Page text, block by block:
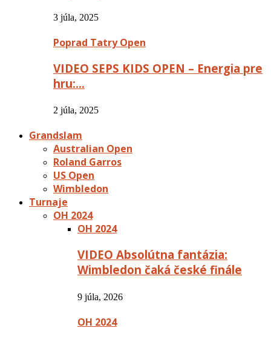
3 júla, 2025
Poprad Tatry Open
VIDEO SEPS KIDS OPEN – Energia pre
hru:…
2 júla, 2025
Grandslam
Australian Open
Roland Garros
US Open
Wimbledon
Turnaje
OH 2024
OH 2024
VIDEO Absolútna fantázia:
Wimbledon čaká české finále
9 júla, 2026
OH 2024